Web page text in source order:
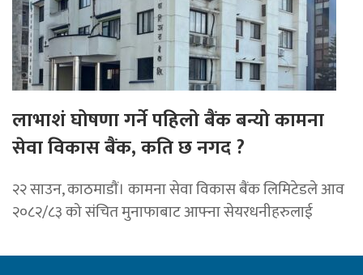
लाभाशं घोषणा गर्ने पहिलो बैंक बन्यो कामना
सेवा विकास बैंक, कति छ नगद ?
२२ साउन, काठमाडाैं। कामना सेवा विकास बैंक लिमिटेडले आव
२०८२/८३ को संचित मुनाफाबाट आफ्ना सेयरधनीहरुलाई